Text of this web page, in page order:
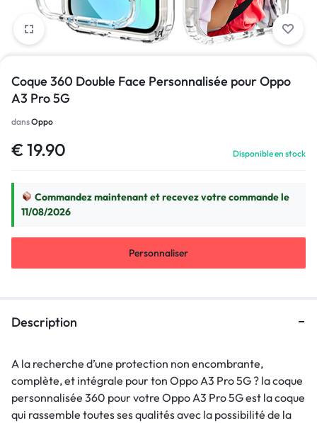
1/1
Coque 360 Double Face Personnalisée pour Oppo
A3 Pro 5G
dansOppo
€ 19.90 Disponible en stock
Commandez maintenant et recevez votre commande le
11/08/2026
Personnaliser
Description
A la recherche d’une protection non encombrante,
complète, et intégrale pour ton Oppo A3 Pro 5G ? la coque
personnalisée 360 pour votre Oppo A3 Pro 5G est la coque
qui rassemble toutes ses qualités avec la possibilité de la